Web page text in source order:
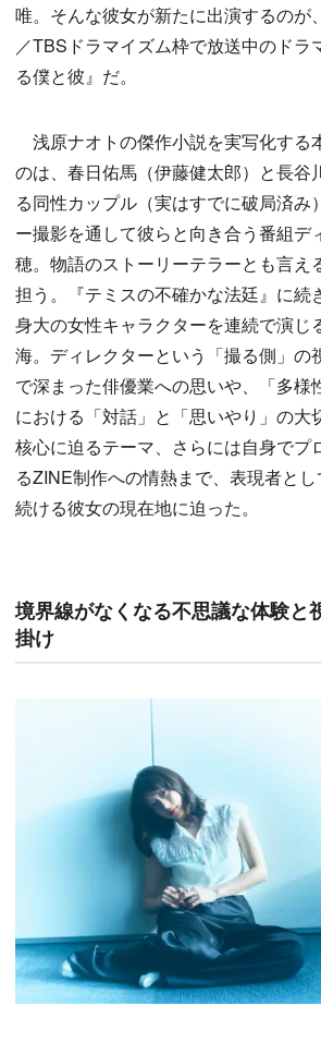
唯。そんな彼女が新たに出演するのが
／TBSドラマイズム枠で放送中のドラ
る僕と彼』だ。
浅原ナオトの傑作小説を実写化する
のは、春日佑馬（伊藤健太郎）と長谷
る同性カップル（実はすでに破局済み
ー撮影を通して彼らと向き合う番組デ
穂。物語のストーリーテラーとも言え
担う。『テミスの不確かな法廷』に続
身大の女性キャラクターを連続で演じ
海。ディレクターという「撮る側」の
で深まった俳優業への思いや、「多様
における「対話」と「思いやり」の大
核心に迫るテーマ、さらには自身でプ
るZINE制作への情熱まで、表現者と
続ける彼女の現在地に迫った。
境界線がなくなる不思議な体験と
掛け